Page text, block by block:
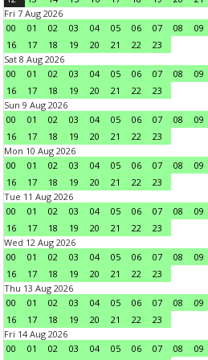
Fri 7 Aug 2026
00
01 02 03 04 05 06 07 08 09
16
17 18 19 20 21 22
23
Sat 8 Aug 2026
00
01 02 03 04 05 06 07 08 09
16
17 18 19 20 21 22
23
Sun 9 Aug 2026
00
01 02 03 04 05 06 07 08 09
16
17 18 19 20 21 22
23
Mon 10 Aug 2026
00
01 02 03 04 05 06 07 08 09
16
17 18 19 20 21 22
23
Tue 11 Aug 2026
00
01 02 03 04 05 06 07 08 09
16
17 18 19 20 21 22
23
Wed 12 Aug 2026
00
01 02 03 04 05 06 07 08 09
16
17 18 19 20 21 22
23
Thu 13 Aug 2026
00
01 02 03 04 05 06 07 08 09
16
17 18 19 20 21 22
23
Fri 14 Aug 2026
00
01 02 03 04 05 06 07 08 09